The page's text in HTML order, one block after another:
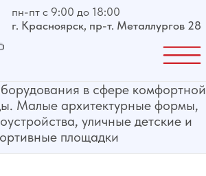
уличные детские и
площадки
с 9:00 до 18:00
пр-т. Металлургов 28